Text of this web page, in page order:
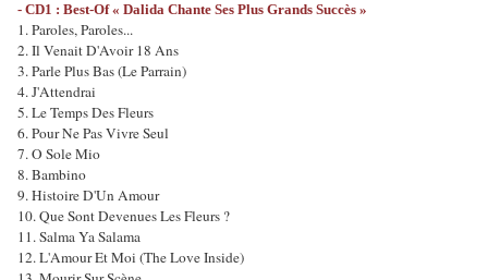
- CD1 : Best-Of « Dalida Chante Ses Plus Grands Succès »
1. Paroles, Paroles...
2. Il Venait D'Avoir 18 Ans
3. Parle Plus Bas (Le Parrain)
4. J'Attendrai
5. Le Temps Des Fleurs
6. Pour Ne Pas Vivre Seul
7. O Sole Mio
8. Bambino
9. Histoire D'Un Amour
10. Que Sont Devenues Les Fleurs ?
11. Salma Ya Salama
12. L'Amour Et Moi (The Love Inside)